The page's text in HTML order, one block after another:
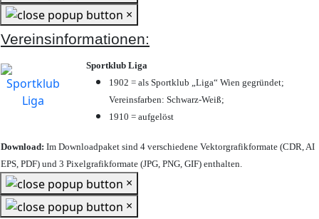
×
Vereinsinformationen:
Sportklub Liga
1902 = als Sportklub „Liga“ Wien gegründet;
Vereinsfarben: Schwarz-Weiß;
1910 = aufgelöst
Download: Im Downloadpaket sind 4 verschiedene Vektorgrafikformate (CDR, AI
EPS, PDF) und 3 Pixelgrafikformate (JPG, PNG, GIF) enthalten.
×
×